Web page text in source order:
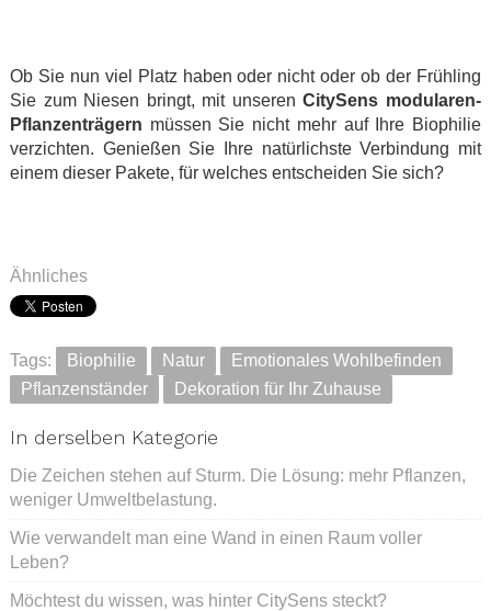
Ob Sie nun viel Platz haben oder nicht oder ob der Frühling
Sie zum Niesen bringt, mit unserenCitySens modularen-
Pflanzenträgern müssen Sie nicht mehr auf Ihre Biophilie
verzichten. Genießen Sie Ihre natürlichste Verbindung mit
einem dieser Pakete, für welches entscheiden Sie sich?
Ähnliches
Tags: Biophilie Natur
Emotionales Wohlbefinden
Pflanzenständer
Dekoration für Ihr Zuhause
In derselben Kategorie
Die Zeichen stehen auf Sturm. Die Lösung: mehr Pflanzen,
weniger Umweltbelastung.
Wie verwandelt man eine Wand in einen Raum voller
Leben?
Möchtest du wissen, was hinter CitySens steckt?